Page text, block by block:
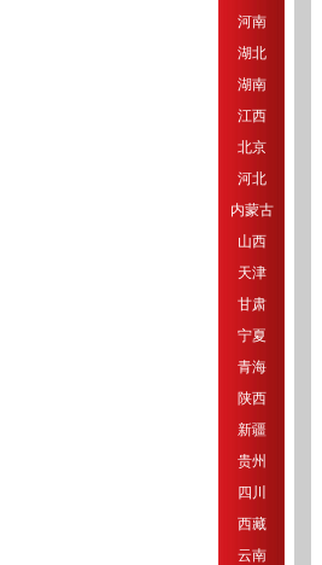
河南
湖北
湖南
江西
北京
河北
内蒙古
山西
天津
甘肃
宁夏
青海
陕西
新疆
贵州
四川
西藏
云南